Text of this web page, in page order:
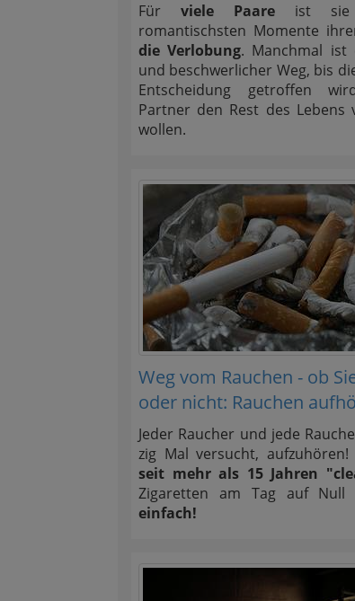
Für viele Paare ist sie
romantischsten Momente
die Verlobung. Manchmal ist
und beschwerlicher Weg, bis
Entscheidung getroffen
Partner den Rest des Lebens
wollen.
Weg vom Rauchen - ob
oder nicht: Rauchen
Jeder Raucher und jede
zig Mal versucht,
seit mehr als 15 Jahren
Zigaretten am Tag auf
einfach!